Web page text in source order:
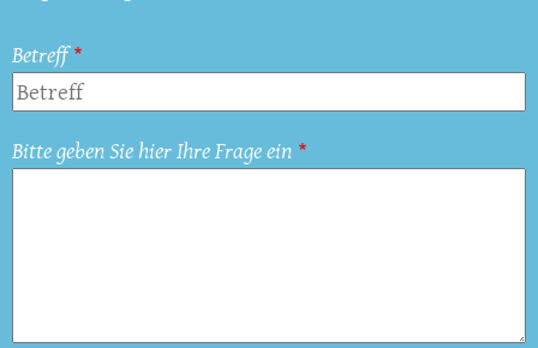
Betreff
Bitte geben Sie hier Ihre Frage ein